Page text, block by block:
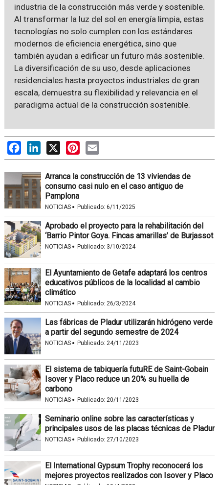
industria de la construcción más verde y sostenible.
Al transformar la luz del sol en energía limpia, estas
tecnologías no solo cumplen con los estándares
modernos de eficiencia energética, sino que
también ayudan a edificar un futuro más sostenible.
La diversificación de su uso, desde aplicaciones
residenciales hasta proyectos industriales de gran
escala, demuestra su flexibilidad y relevancia en el
paradigma actual de la construcción sostenible.
FacebookLinkedIn
X PinterestEmail
Arranca la construcción de 13 viviendas de
consumo casi nulo en el caso antiguo de
Pamplona
NOTICIAS · Publicado: 6/11/2025
Aprobado el proyecto para la rehabilitación del
‘Barrio Pintor Goya. Fincas amarillas’ de Burjassot
NOTICIAS · Publicado: 3/10/2024
El Ayuntamiento de Getafe adaptará los centros
educativos públicos de la localidad al cambio
climático
NOTICIAS · Publicado: 26/3/2024
Las fábricas de Pladur utilizarán hidrógeno verde
a partir del segundo semestre de 2024
NOTICIAS · Publicado: 24/11/2023
El sistema de tabiquería futuRE de Saint-Gobain
Isover y Placo reduce un 20% su huella de
carbono
NOTICIAS · Publicado: 20/11/2023
Seminario online sobre las características y
principales usos de las placas técnicas de Pladur
NOTICIAS · Publicado: 27/10/2023
El International Gypsum Trophy reconocerá los
mejores proyectos realizados con Isover y Placo